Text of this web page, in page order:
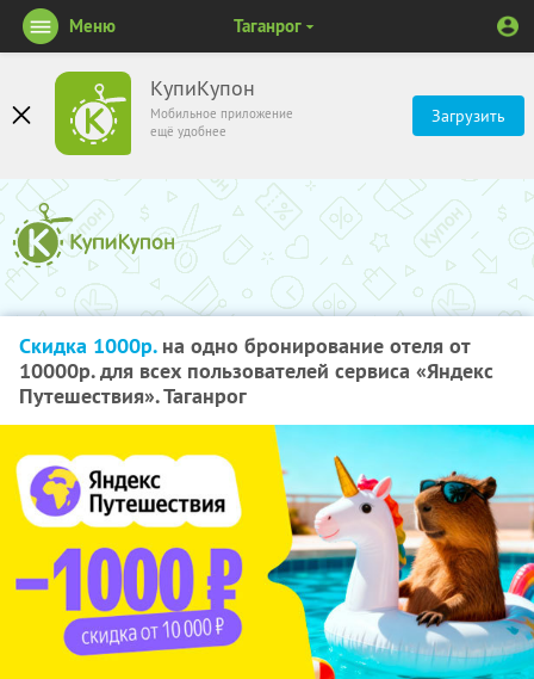
КупиКупон
Мобильное приложение
ещё удобнее
Загрузить
Меню Таганрог
Скидка 1000р.на одно бронирование отеля от
10000р. для всех пользователей сервиса «Яндекс
Путешествия». Таганрог